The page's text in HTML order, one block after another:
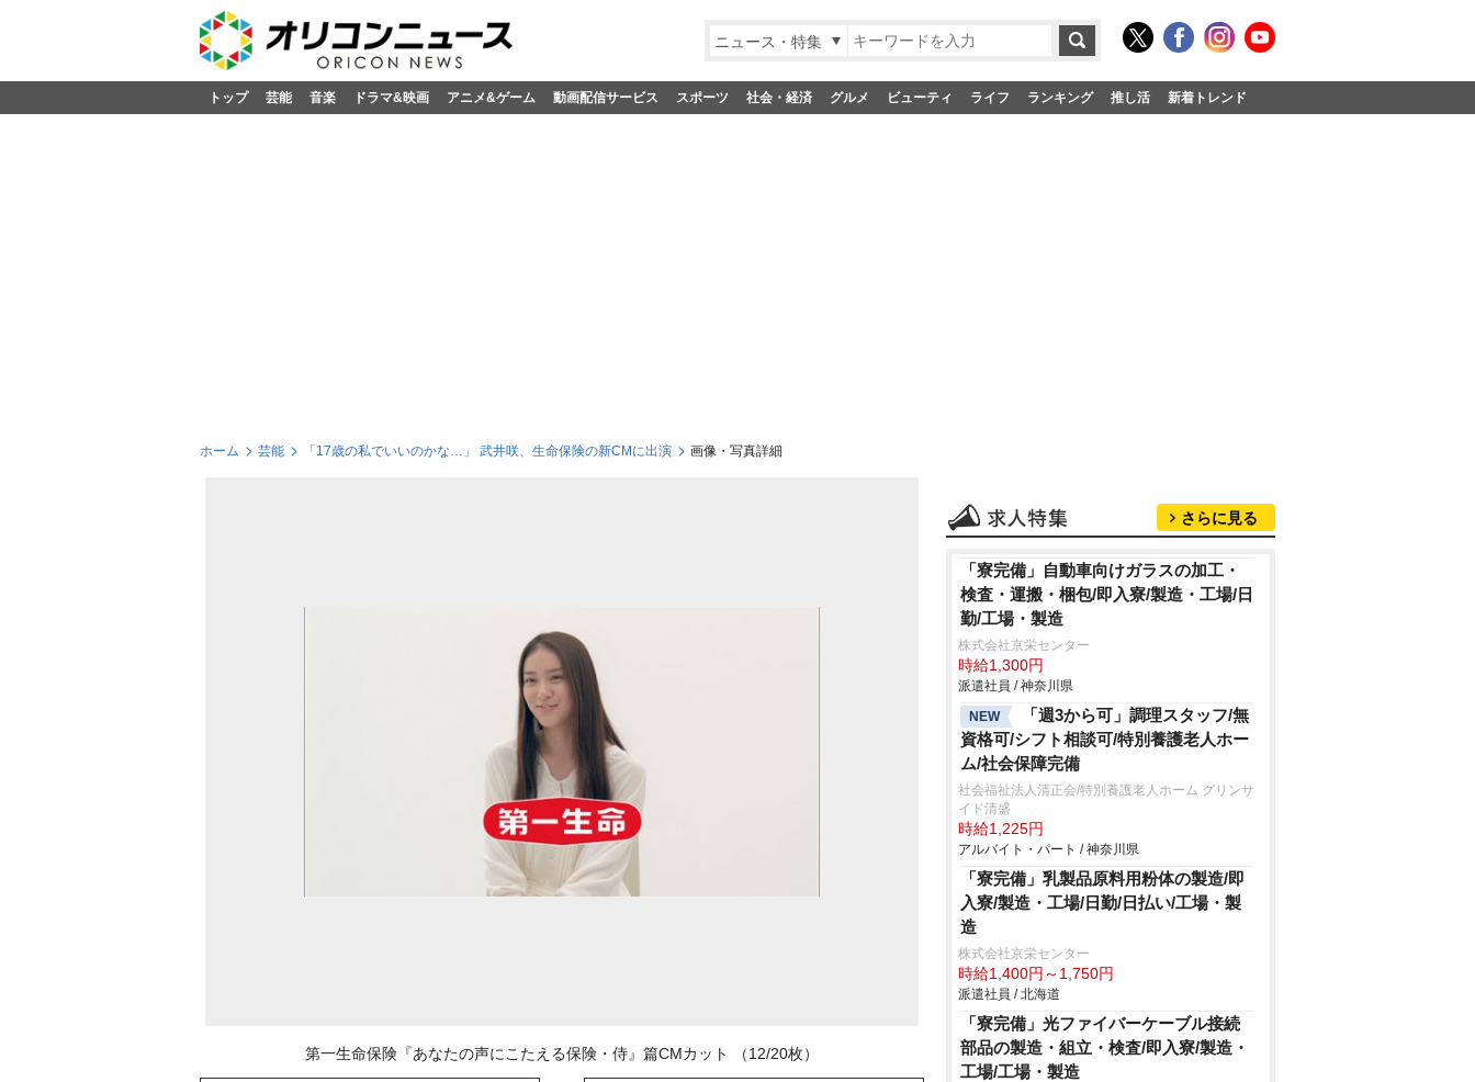
ニュース・特集
トップ 芸能 音楽 ドラマ&映画 アニメ&ゲーム 動画配信サービス スポーツ 社会・経済 グルメ ビューティ ライフ ランキング 推し活 新着トレンド
ホーム 芸能 「17歳の私でいいのかな…」 武井咲、生命保険の新CMに出演 画像・写真詳細
第一生命保険『あなたの声にこたえる保険・侍』篇CMカット （12/20枚）
さらに見る
「寮完備」自動車向けガラスの加工・
検査・運搬・梱包/即入寮/製造・工場/日
勤/工場・製造
株式会社京栄センター
時給1,300円
派遣社員 / 神奈川県
NEW
「週3から可」調理スタッフ/無
資格可/シフト相談可/特別養護老人ホー
ム/社会保障完備
社会福祉法人清正会/特別養護老人ホーム グリンサ
イド清盛
時給1,225円
アルバイト・パート / 神奈川県
「寮完備」乳製品原料用粉体の製造/即
入寮/製造・工場/日勤/日払い/工場・製
造
株式会社京栄センター
時給1,400円～1,750円
派遣社員 / 北海道
「寮完備」光ファイバーケーブル接続
部品の製造・組立・検査/即入寮/製造・
工場/工場・製造